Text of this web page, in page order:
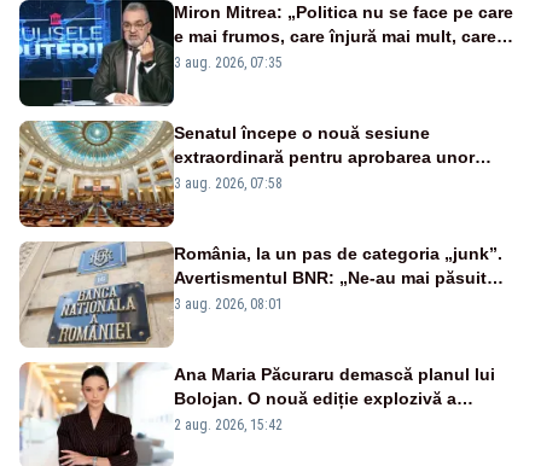
Miron Mitrea: „Politica nu se face pe care
e mai frumos, care înjură mai mult, care
țipă mai tare, ci pe proiecte”
3 aug. 2026, 07:35
Senatul începe o nouă sesiune
extraordinară pentru aprobarea unor
jaloane din PNRR
3 aug. 2026, 07:58
România, la un pas de categoria „junk”.
Avertismentul BNR: „Ne-au mai păsuit
pentru câteva luni”
3 aug. 2026, 08:01
Ana Maria Păcuraru demască planul lui
Bolojan. O nouă ediție explozivă a
emisiunii „Miza Zilei” la Realitatea PLUS
2 aug. 2026, 15:42